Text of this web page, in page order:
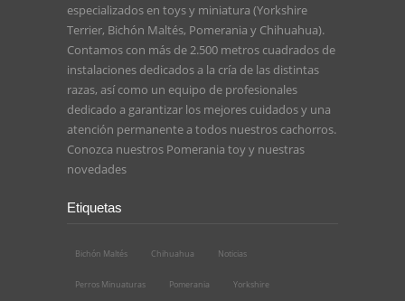
especializados en toys y miniatura (Yorkshire
Terrier, Bichón Maltés, Pomerania y Chihuahua).
Contamos con más de 2.500 metros cuadrados de
instalaciones dedicados a la cría de las distintas
razas, así como un equipo de profesionales
dedicado a garantizar los mejores cuidados y una
atención permanente a todos nuestros cachorros.
Conozca nuestros Pomerania toyy nuestras
novedades
Etiquetas
Bichón Maltés Chihuahua Noticias
Perros Minuaturas Pomerania Yorkshire